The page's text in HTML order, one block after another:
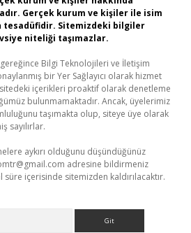
Gerçek kurum ve kişiler ile isim
Sitemizdeki bilgiler
niteliği taşımazlar.
gereğince Bilgi Teknolojileri ve İletişim
bir Yer Sağlayıcı olarak hizmet
içerikleri proaktif olarak denetleme
bulunmamaktadır. Ancak, üyelerimiz
taşımakta olup, siteye üye olarak
sayılırlar.
aykırı olduğunu düşündüğünüz
adresine bildirmeniz
içerisinde sitemizden kaldırılacaktır.